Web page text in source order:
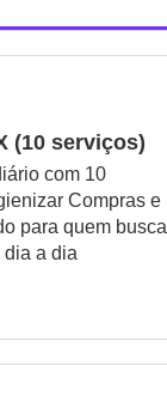
(10 serviços)
com 10
Compras e
para quem busca
dia a dia